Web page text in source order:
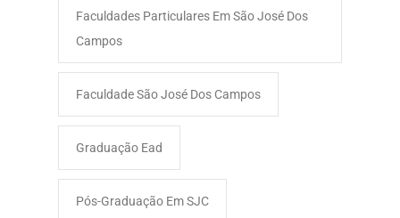
Faculdades Particulares Em São José Dos
Campos
Faculdade São José Dos Campos​
Graduação Ead
Pós-Graduação Em SJC